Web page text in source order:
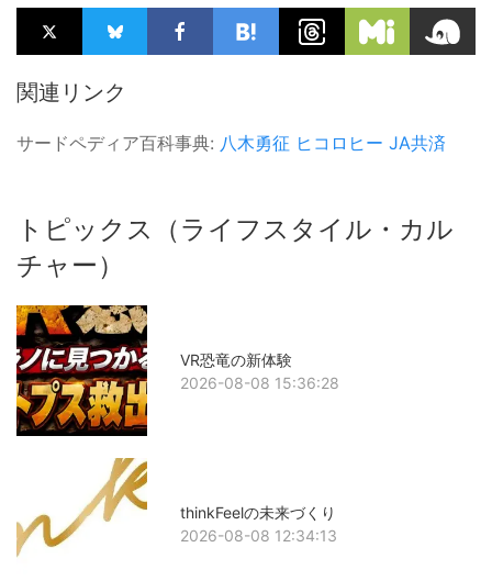
関連リンク
サードペディア百科事典: 八木勇征 ヒコロヒー JA共済
トピックス（ライフスタイル・カル
チャー）
VR恐竜の新体験
2026-08-08 15:36:28
thinkFeelの未来づくり
2026-08-08 12:34:13